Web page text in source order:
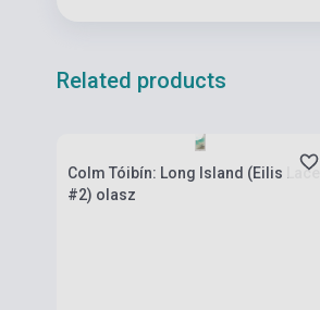
Related products
Colm Tóibín: Long Island (Eilis Lacey
#2) olasz